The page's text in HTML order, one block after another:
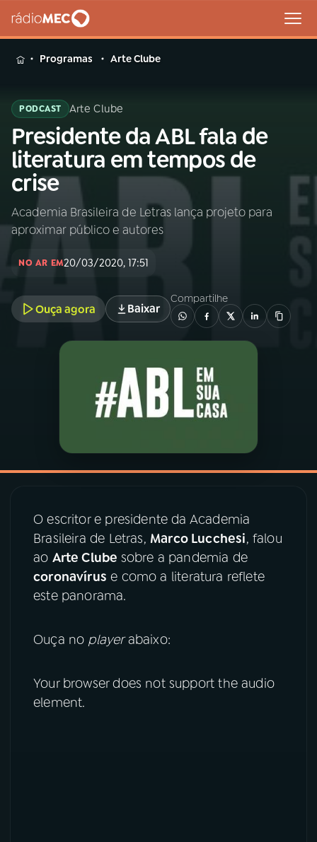
MENU
Buscar
na
Rádio
MEC
Buscar
Início AO VIVO
INÍCIO
A RÁDIO
PROGRAMAÇÃO
PROGRAMAS
PODCASTS
07ÚLTIMAS
08PRÊMIO RÁDIO MEC
ACOMPANHE A RÁDIO MEC
Instagram
Programas Arte Clube
PODCAST Arte Clube
Presidente da ABL fala de
literatura em tempos de
crise
Academia Brasileira de Letras lança projeto para
aproximar público e autores
NO AR EM20/03/2020, 17:51
Ouça agora Baixar
Compartilhe
O escritor e presidente da Academia
Brasileira de Letras, Marco Lucchesi, falou
ao Arte Clube sobre a pandemia de
coronavírus e como a literatura reflete
este panorama.
Ouça no playerabaixo:
Your browser does not support the audio
element.